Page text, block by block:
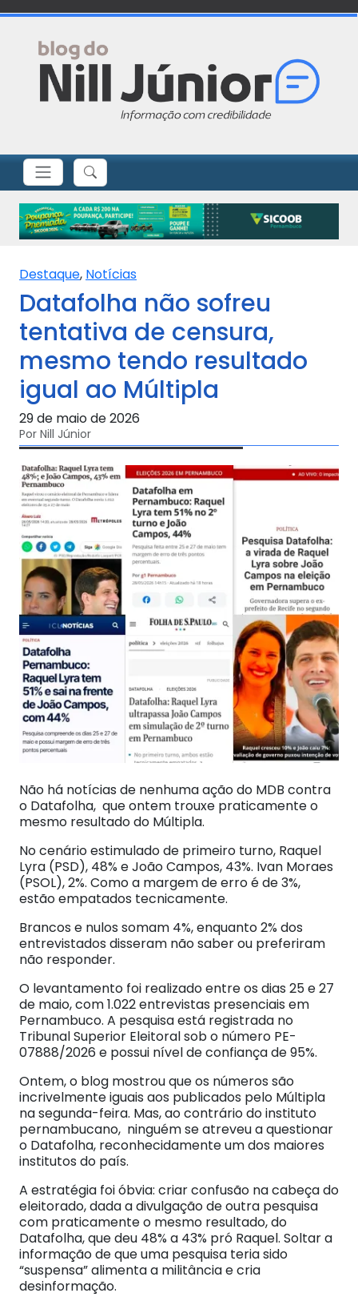
Destaque, Notícias
Datafolha não sofreu
tentativa de censura,
mesmo tendo resultado
igual ao Múltipla
29 de maio de 2026
Por Nill Júnior
Não há notícias de nenhuma ação do MDB contra
o Datafolha, que ontem trouxe praticamente o
mesmo resultado do Múltipla.
No cenário estimulado de primeiro turno, Raquel
Lyra (PSD), 48% e João Campos, 43%. Ivan Moraes
(PSOL), 2%. Como a margem de erro é de 3%,
estão empatados tecnicamente.
Brancos e nulos somam 4%, enquanto 2% dos
entrevistados disseram não saber ou preferiram
não responder.
O levantamento foi realizado entre os dias 25 e 27
de maio, com 1.022 entrevistas presenciais em
Pernambuco. A pesquisa está registrada no
Tribunal Superior Eleitoral sob o número PE-
07888/2026 e possui nível de confiança de 95%.
Ontem, o blog mostrou que os números são
incrivelmente iguais aos publicados pelo Múltipla
na segunda-feira. Mas, ao contrário do instituto
pernambucano, ninguém se atreveu a questionar
o Datafolha, reconhecidamente um dos maiores
institutos do país.
A estratégia foi óbvia: criar confusão na cabeça do
eleitorado, dada a divulgação de outra pesquisa
com praticamente o mesmo resultado, do
Datafolha, que deu 48% a 43% pró Raquel. Soltar a
informação de que uma pesquisa teria sido
“suspensa” alimenta a militância e cria
desinformação.